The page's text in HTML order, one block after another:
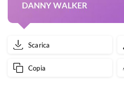
Scarica
Copia